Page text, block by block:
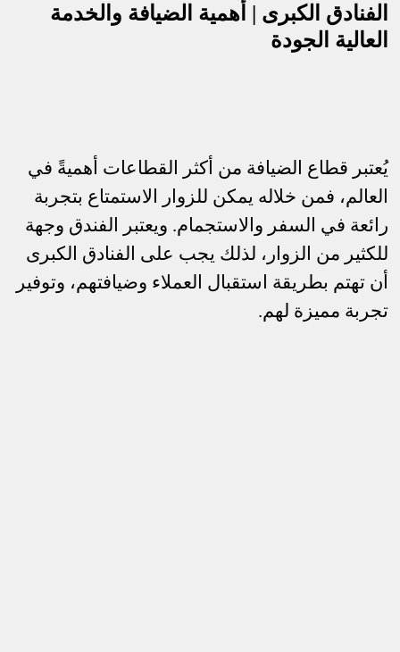
الفنادق الكبرى | أهمية الضيافة والخدمة
العالية الجودة
يُعتبر قطاع الضيافة من أكثر القطاعات أهميةً في
العالم، فمن خلاله يمكن للزوار الاستمتاع بتجربة
رائعة في السفر والاستجمام. ويعتبر الفندق وجهة
للكثير من الزوار، لذلك يجب على الفنادق الكبرى
أن تهتم بطريقة استقبال العملاء وضيافتهم، وتوفير
تجربة مميزة لهم.